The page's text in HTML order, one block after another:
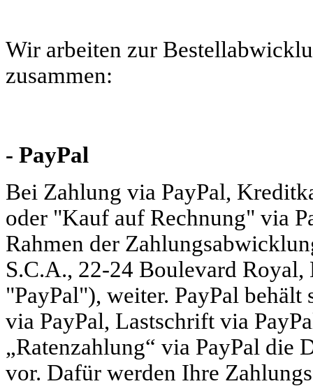
Wir arbeiten zur
zusammen:
- PayPal
Bei Zahlung via PayPal,
oder "Kauf auf Rechnung" via
Rahmen der
S.C.A., 22-24 Boulevard
"PayPal"), weiter. PayPal
via PayPal, Lastschrift via
„Ratenzahlung“ via PayPal die
vor. Dafür werden Ihre